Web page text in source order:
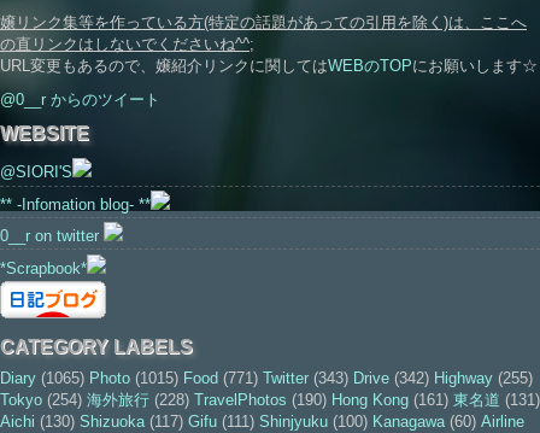
嬢リンク集等を作っている方(特定の話題があっての引用を除く)は、ここへ
の直リンクはしないでくださいね^^;
URL変更もあるので、嬢紹介リンクに関してはWEBのTOPにお願いします☆
@0__r からのツイート
WEBSITE
@SIORI'S
** -Infomation blog- **
0__r on twitter
*Scrapbook*
CATEGORY LABELS
Diary (1065) Photo (1015) Food (771) Twitter (343) Drive (342) Highway (255)
Tokyo (254) 海外旅行 (228) TravelPhotos (190) Hong Kong (161) 東名道 (131)
Aichi (130) Shizuoka (117) Gifu (111) Shinjyuku (100) Kanagawa (60) Airline